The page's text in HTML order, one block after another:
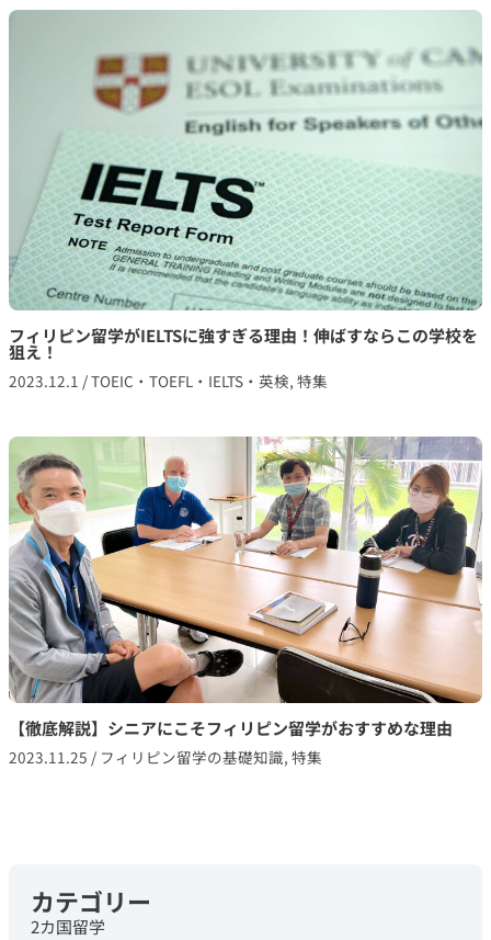
フィリピン留学がIELTSに強すぎる理由！伸ばすならこの学校を
狙え！
2023.12.1 /TOEIC・TOEFL・IELTS・英検,特集
【徹底解説】シニアにこそフィリピン留学がおすすめな理由
2023.11.25 / フィリピン留学の基礎知識,特集
カテゴリー
2カ国留学